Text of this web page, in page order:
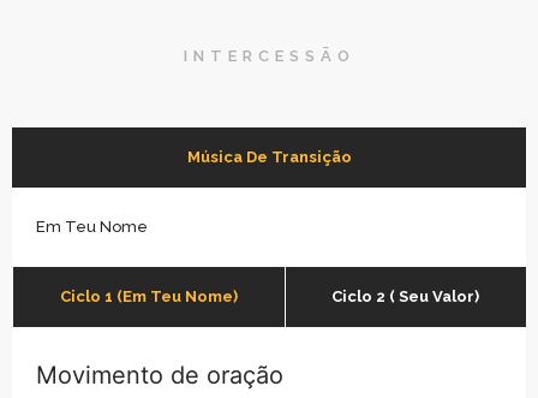
INTERCESSÃO
Música De Transição
Em Teu Nome
Ciclo 1 (Em Teu Nome) Ciclo 2 ( Seu Valor)
Movimento de oração